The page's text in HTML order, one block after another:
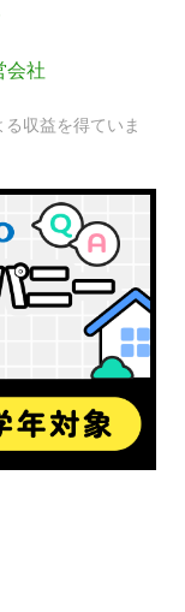
会社
収益を得ていま